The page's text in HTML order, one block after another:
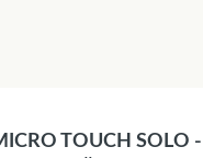
TOUCH SOLO -